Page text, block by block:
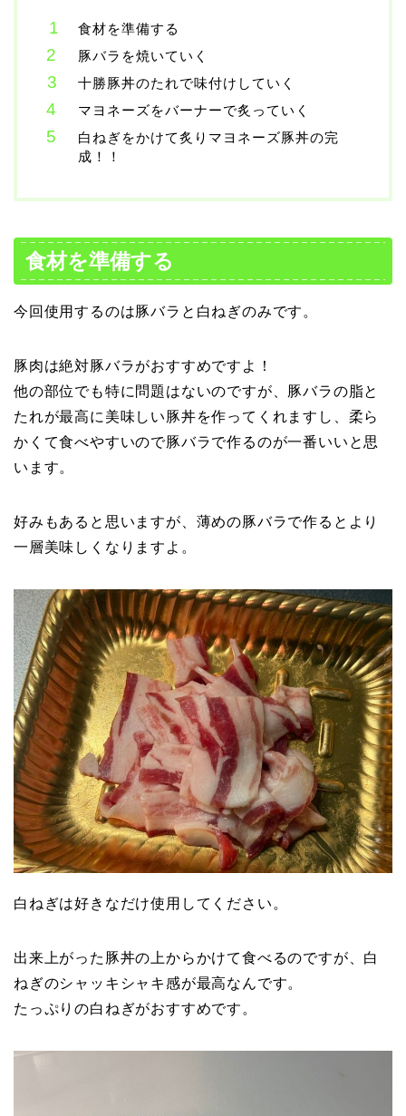
食材を準備する
豚バラを焼いていく
十勝豚丼のたれで味付けしていく
マヨネーズをバーナーで炙っていく
白ねぎをかけて炙りマヨネーズ豚丼の完
成！！
食材を準備する
今回使用するのは豚バラと白ねぎのみです。
豚肉は絶対豚バラがおすすめですよ！
他の部位でも特に問題はないのですが、豚バラの脂と
たれが最高に美味しい豚丼を作ってくれますし、柔ら
かくて食べやすいので豚バラで作るのが一番いいと思
います。
好みもあると思いますが、薄めの豚バラで作るとより
一層美味しくなりますよ。
白ねぎは好きなだけ使用してください。
出来上がった豚丼の上からかけて食べるのですが、白
ねぎのシャッキシャキ感が最高なんです。
たっぷりの白ねぎがおすすめです。